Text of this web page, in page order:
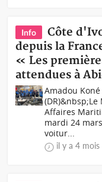
Info
Côte
depuis la
« Les
attendues à
Amadou
Affaires
mardi 24
voitur...
il y a 4 mois